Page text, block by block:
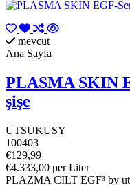
mevcut
Ana Sayfa
PLASMA SKIN
şişe
UTSUKUSY
100403
€129,99
€4.333,00 per Liter
PLAZMA CİLT EGF³ by